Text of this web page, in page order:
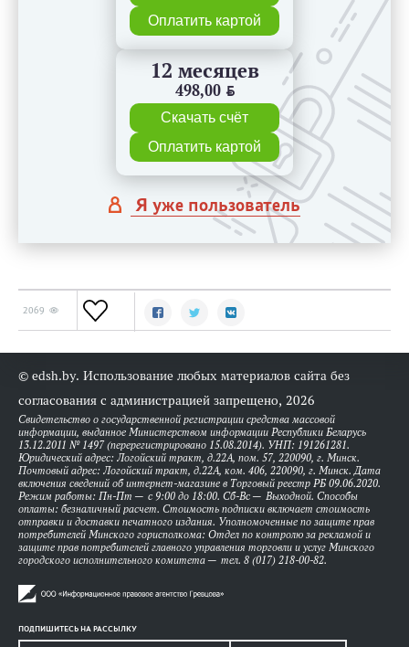
Оплатить картой
12 месяцев
498,00 BYN
Скачать счёт
Оплатить картой
Я уже пользователь
2069
© edsh.by. Использование любых материалов сайта без
согласования с администрацией запрещено, 2026
Свидетельство о государственной регистрации средства массовой
информации, выданное Министерством информации Республики Беларусь
13.12.2011 № 1497 (перерегистрировано 15.08.2014). УНП: 191261281.
Юридический адрес: Логойский тракт, д.22А, пом. 57, 220090, г. Минск.
Почтовый адрес: Логойский тракт, д.22А, ком. 406, 220090, г. Минск. Дата
включения сведений об интернет-магазине в Торговый реестр РБ 09.06.2020.
Режим работы: Пн-Пт — с 9:00 до 18:00. Сб-Вс — Выходной. Способы
оплаты: безналичный расчет. Стоимость подписки включает стоимость
отправки и доставки печатного издания. Уполномоченные по защите прав
потребителей Минского горисполкома: Отдел по контролю за рекламой и
защите прав потребителей главного управления торговли и услуг Минского
городского исполнительного комитета — тел. 8 (017) 218-00-82.
ПОДПИШИТЕСЬ НА РАССЫЛКУ